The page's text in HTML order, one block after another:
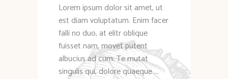
Lorem ipsum dolor sit amet, ut
est diam voluptatum. Enim facer
falli no duo, at elitr oblique
fuisset nam, movet putent
albucius ad cum. Te mutat
singulis qui, dolore quaeque